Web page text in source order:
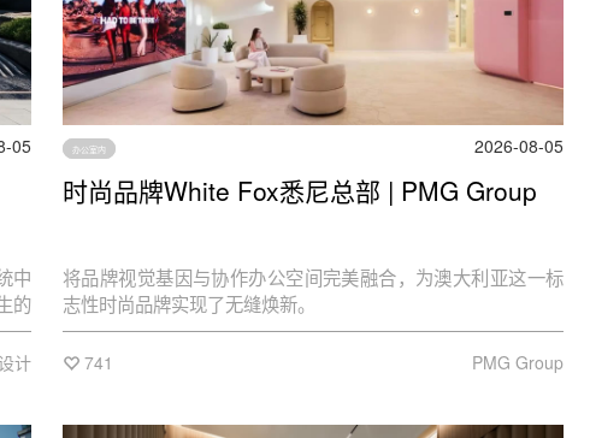
05
中
的
居
计
办公室内 2026-08-05
时尚品牌White Fox悉尼总部 | PMG Group
将品牌视觉基因与协作办公空间完美融合，为澳大利亚这一标
志性时尚品牌实现了无缝焕新。
741 PMG Group